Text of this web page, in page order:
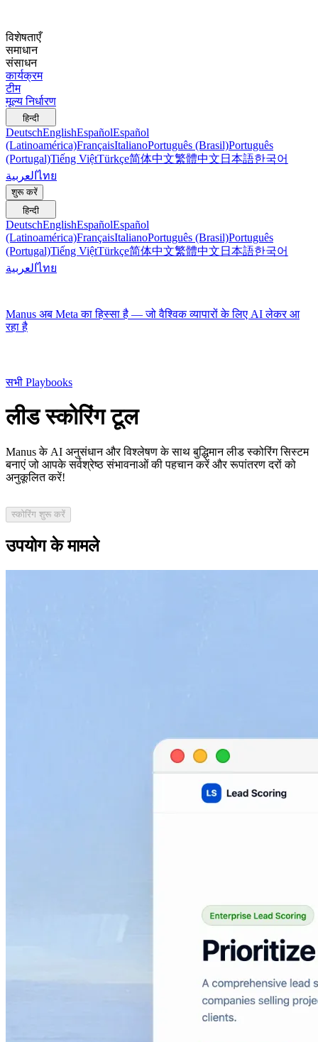
विशेषताएँ
समाधान
संसाधन
कार्यक्रम
टीम
मूल्य निर्धारण
हिन्दी
DeutschEnglishEspañolEspañol
(Latinoamérica)FrançaisItalianoPortuguês (Brasil)Português
(Portugal)Tiếng ViệtTürkçe简体中文繁體中文 日本語한국어
العربيةไทย
शुरू करें
हिन्दी
DeutschEnglishEspañolEspañol
(Latinoamérica)FrançaisItalianoPortuguês (Brasil)Português
(Portugal)Tiếng ViệtTürkçe简体中文繁體中文 日本語한국어
العربيةไทย
Manus अब Meta का हिस्सा है — जो वैश्विक व्यापारों के लिए AI लेकर आ
रहा है
सभी Playbooks
लीड स्कोरिंग टूल
Manus के AI अनुसंधान और विश्लेषण के साथ बुद्धिमान लीड स्कोरिंग सिस्टम
बनाएं जो आपके सर्वश्रेष्ठ संभावनाओं की पहचान करें और रूपांतरण दरों को
अनुकूलित करें!
स्कोरिंग शुरू करें
उपयोग के मामले